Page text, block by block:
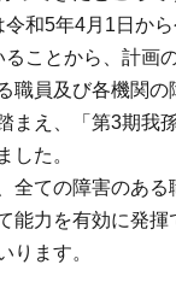
和5年4月1日か
ことから、計画
職員及び各機関
まえ、「第3期我
した。
全ての障害のある
能力を有効に発揮
ります。